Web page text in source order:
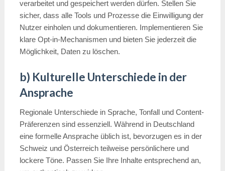
verarbeitet und gespeichert werden dürfen. Stellen Sie
sicher, dass alle Tools und Prozesse die Einwilligung der
Nutzer einholen und dokumentieren. Implementieren Sie
klare Opt-in-Mechanismen und bieten Sie jederzeit die
Möglichkeit, Daten zu löschen.
b) Kulturelle Unterschiede in der
Ansprache
Regionale Unterschiede in Sprache, Tonfall und Content-
Präferenzen sind essenziell. Während in Deutschland
eine formelle Ansprache üblich ist, bevorzugen es in der
Schweiz und Österreich teilweise persönlichere und
lockere Töne. Passen Sie Ihre Inhalte entsprechend an,